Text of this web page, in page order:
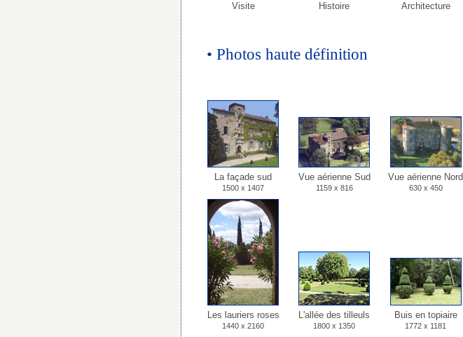
Visite Histoire Architecture
• Photos haute définition
La façade sud
1500 x 1407
Vue aérienne Sud
1159 x 816
Vue aérienne Nord
630 x 450
Les lauriers roses
1440 x 2160
L'allée des tilleuls
1800 x 1350
Buis en topiaire
1772 x 1181